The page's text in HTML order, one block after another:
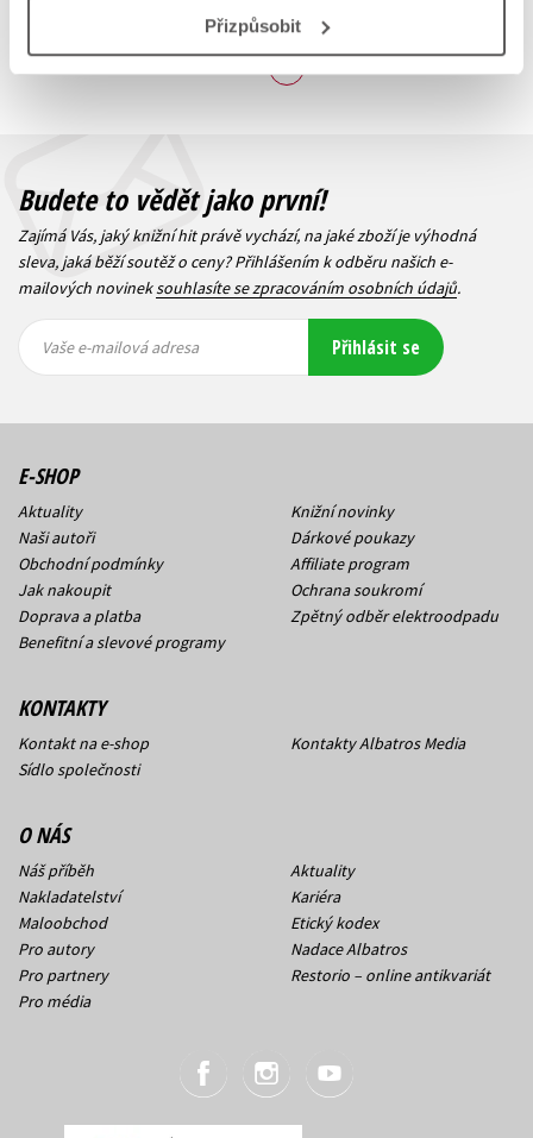
Přizpůsobit Zobraz záznamů
Zobrazuji 1 až 2 z celkem 2 záznamů
Budete to vědět jako první!
Zajímá Vás, jaký knižní hit právě vychází, na jaké zboží je výhodná
sleva, jaká běží soutěž o ceny? Přihlášením k odběru našich e-
mailových novineksouhlasíte se zpracováním osobních údajů.
mailová
mailová
Vaše e-mailová adresa Přihlásit se
E-SHOP
Aktuality
Naši autoři
Obchodní podmínky
Jak nakoupit
Doprava a platba
Benefitní a slevové programy
Knižní novinky
Dárkové poukazy
Affiliate program
Ochrana soukromí
Zpětný odběr elektroodpadu
KONTAKTY
Kontakt na e-shop
Sídlo společnosti
Kontakty Albatros Media
O NÁS
Náš příběh
Nakladatelství
Maloobchod
Pro autory
Pro partnery
Pro média
Aktuality
Kariéra
Etický kodex
Nadace Albatros
Restorio – online antikvariát